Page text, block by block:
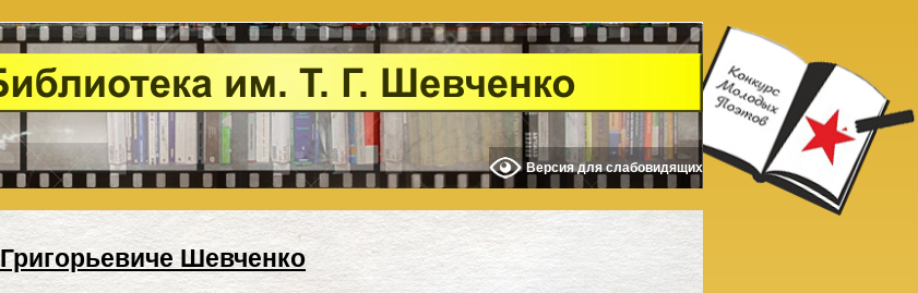
Версия для слабовидящих
Шевченко